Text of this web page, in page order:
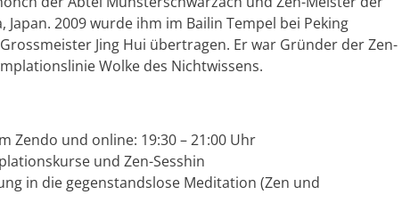
Japan. 2009 wurde ihm im Bailin Tempel bei Peking
Jing Hui übertragen. Er war Gründer der Zen-
Wolke des Nichtwissens.
Zendo und online: 19:30 – 21:00 Uhr
und Zen-Sesshin
in die gegenstandslose Meditation (Zen und